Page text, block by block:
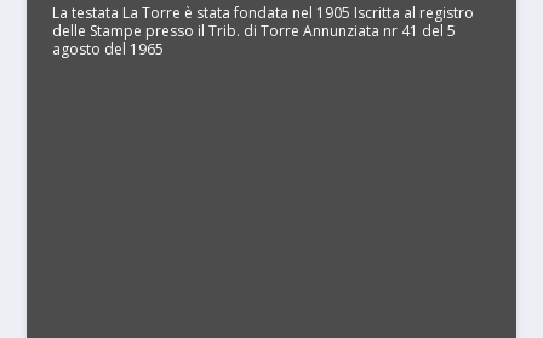
La testata La Torre è stata fondata nel 1905 Iscritta al registro
delle Stampe presso il Trib. di Torre Annunziata nr 41 del 5
agosto del 1965